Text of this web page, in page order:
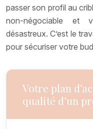
passer son profil au
non-négociable et
désastreux. C’est le
pour sécuriser votre
Votre plan
qualité d’un